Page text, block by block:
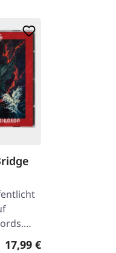
Regulärer Preis:
17,99 €